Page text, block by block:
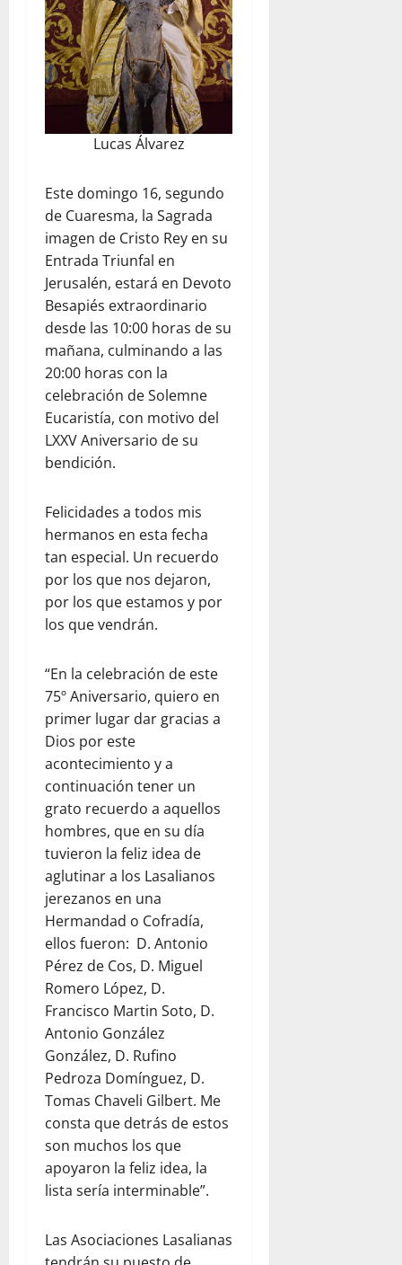
Lucas Álvarez
Este domingo 16, segundo
de Cuaresma, la Sagrada
imagen de Cristo Rey en su
Entrada Triunfal en
Jerusalén, estará en Devoto
Besapiés extraordinario
desde las 10:00 horas de su
mañana, culminando a las
20:00 horas con la
celebración de Solemne
Eucaristía, con motivo del
LXXV Aniversario de su
bendición.
Felicidades a todos mis
hermanos en esta fecha
tan especial. Un recuerdo
por los que nos dejaron,
por los que estamos y por
los que vendrán.
“En la celebración de este
75º Aniversario, quiero en
primer lugar dar gracias a
Dios por este
acontecimiento y a
continuación tener un
grato recuerdo a aquellos
hombres, que en su día
tuvieron la feliz idea de
aglutinar a los Lasalianos
jerezanos en una
Hermandad o Cofradía,
ellos fueron: D. Antonio
Pérez de Cos, D. Miguel
Romero López, D.
Francisco Martin Soto, D.
Antonio González
González, D. Rufino
Pedroza Domínguez, D.
Tomas Chaveli Gilbert. Me
consta que detrás de estos
son muchos los que
apoyaron la feliz idea, la
lista sería interminable”.
Las Asociaciones Lasalianas